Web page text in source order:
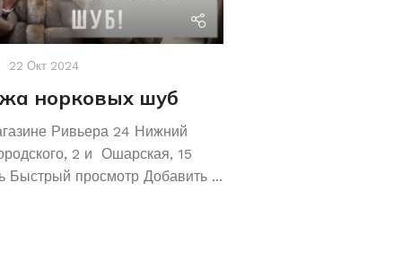
22 Окт 2024
норковых шуб
Ривьера 24 Нижний
2 и Ошарская, 15
Быстрый просмотр Добавить ...